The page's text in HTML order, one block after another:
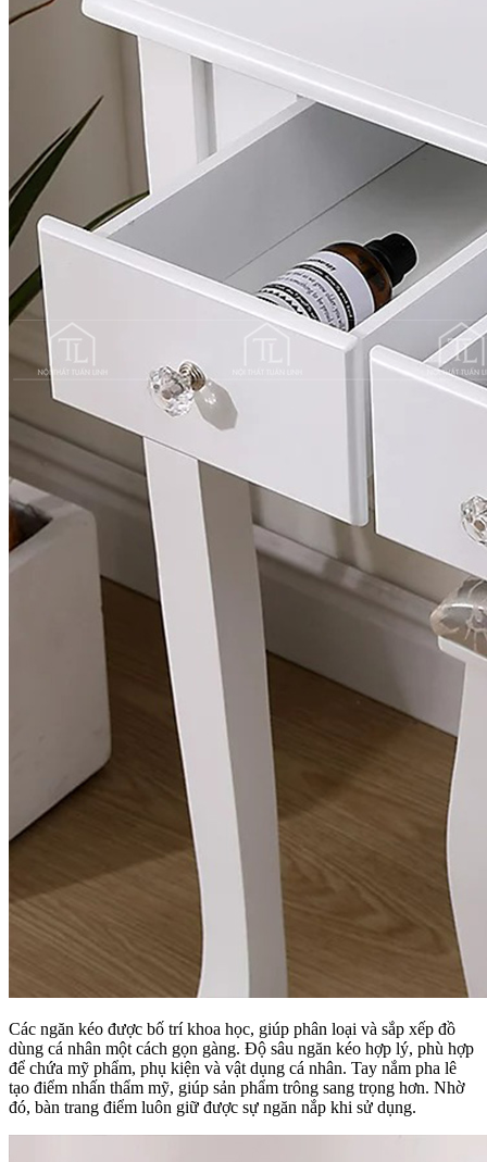
Các ngăn kéo được bố trí khoa học, giúp phân loại và sắp xếp đồ
dùng cá nhân một cách gọn gàng. Độ sâu ngăn kéo hợp lý, phù hợp
để chứa mỹ phẩm, phụ kiện và vật dụng cá nhân. Tay nắm pha lê
tạo điểm nhấn thẩm mỹ, giúp sản phẩm trông sang trọng hơn. Nhờ
đó, bàn trang điểm luôn giữ được sự ngăn nắp khi sử dụng.